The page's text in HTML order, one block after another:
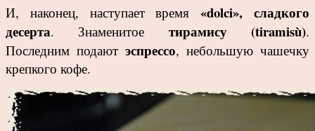
И, наконец, наступает время«dolci», сладкого
десерта. Знаменитое тирамису (tiramisù).
Последним подают эспрессо, небольшую чашечку
крепкого кофе.